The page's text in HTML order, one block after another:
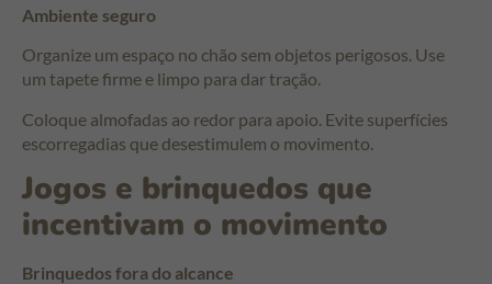
Ambiente seguro
Organize um espaço no chão sem objetos perigosos. Use
um tapete firme e limpo para dar tração.
Coloque almofadas ao redor para apoio. Evite superfícies
escorregadias que desestimulem o movimento.
Jogos e brinquedos que
incentivam o movimento
Brinquedos fora do alcance